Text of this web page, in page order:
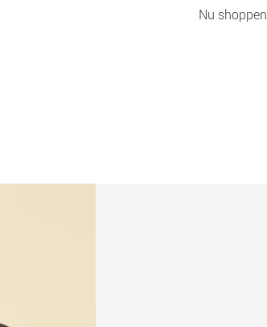
Nu shoppen